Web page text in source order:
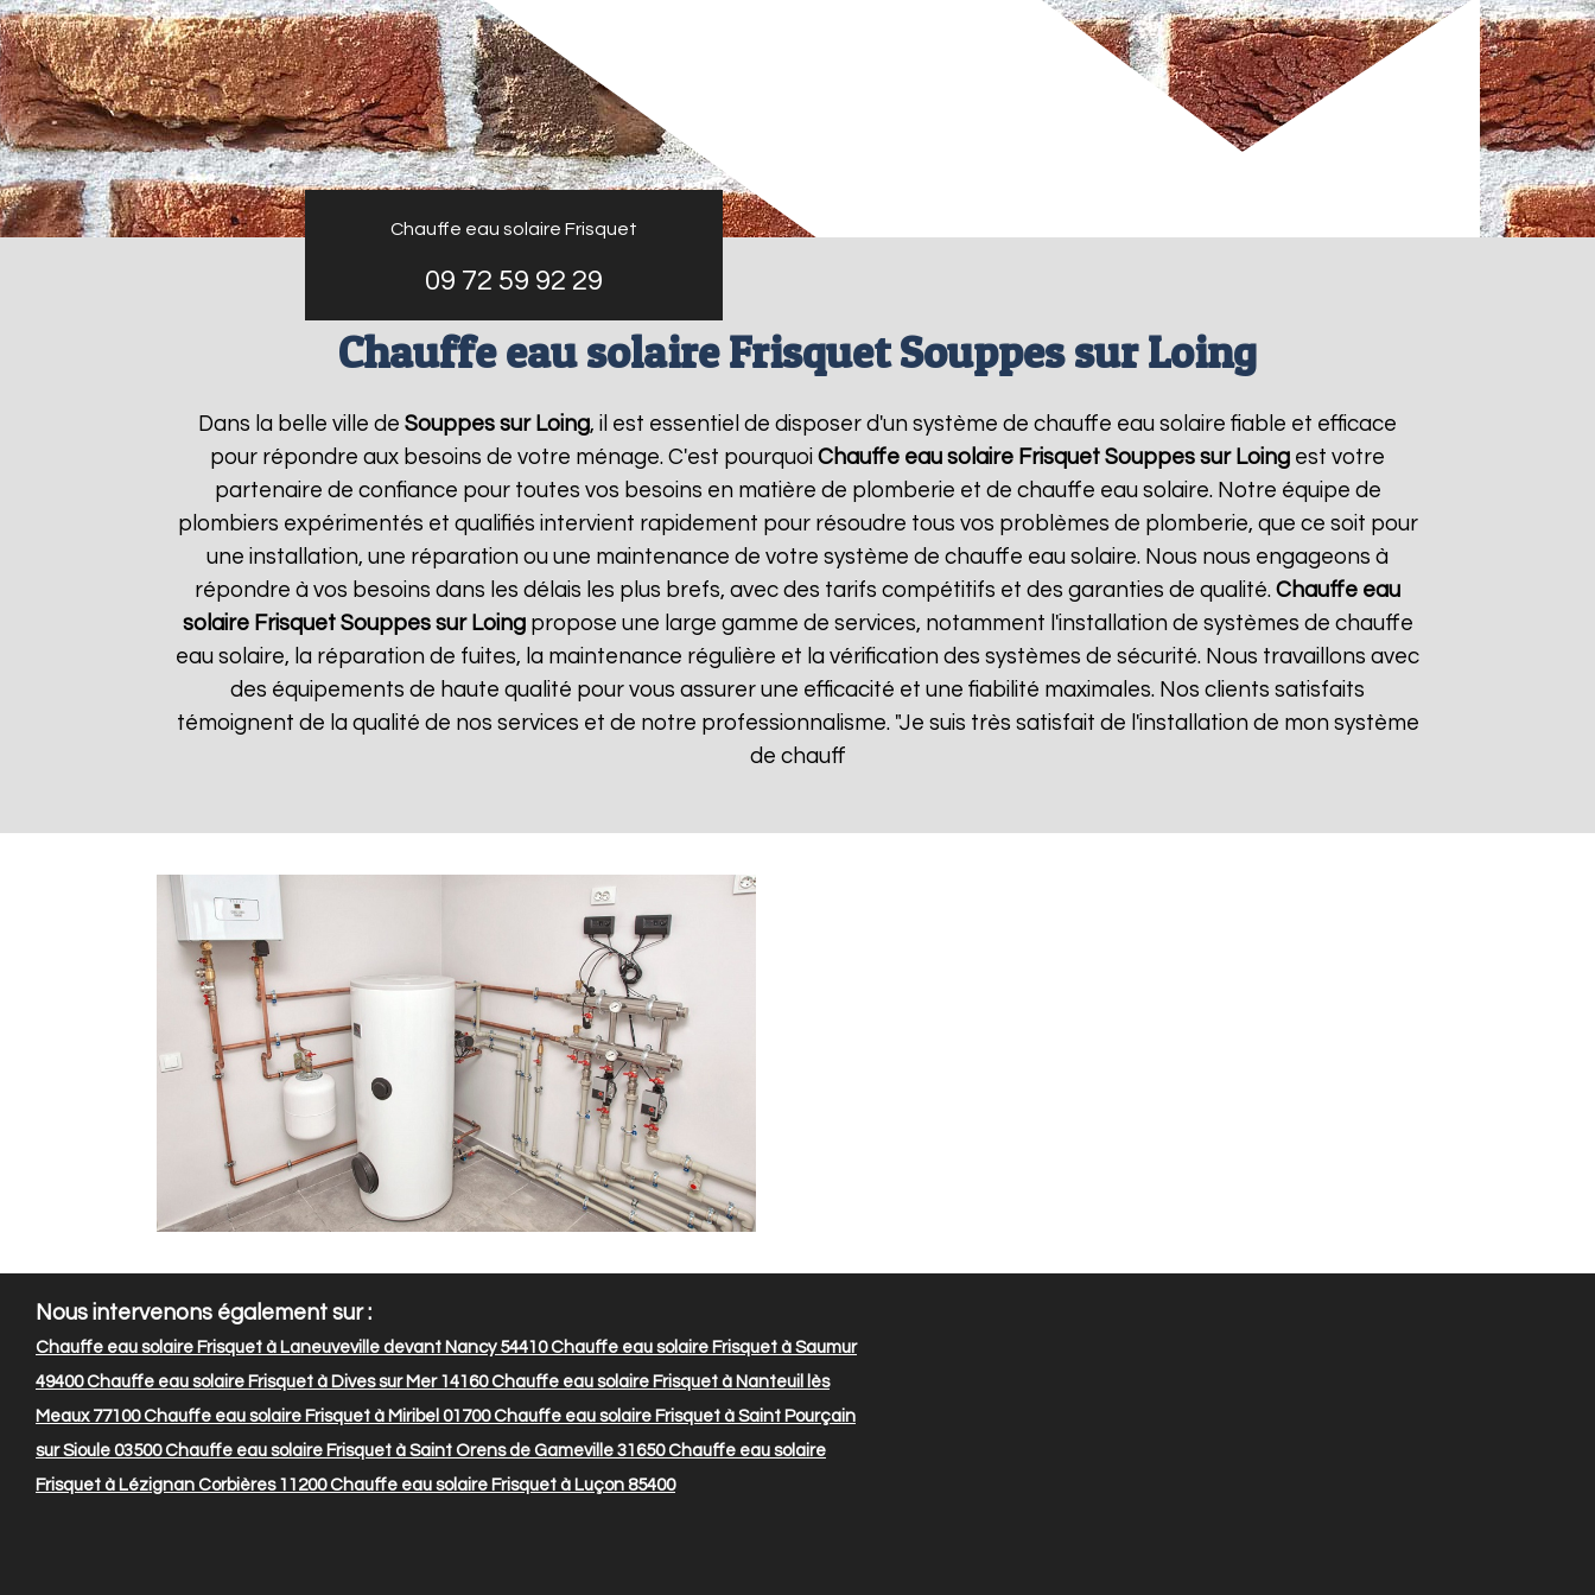
Chauffe eau solaire Frisquet
09 72 59 92 29
Chauffe eau solaire Frisquet Souppes sur Loing
Dans la belle ville de Souppes sur Loing, il est essentiel de disposer d'un système de chauffe eau solaire fiable et efficace
pour répondre aux besoins de votre ménage. C'est pourquoi Chauffe eau solaire Frisquet Souppes sur Loing est votre
partenaire de confiance pour toutes vos besoins en matière de plomberie et de chauffe eau solaire. Notre équipe de
plombiers expérimentés et qualifiés intervient rapidement pour résoudre tous vos problèmes de plomberie, que ce soit pour
une installation, une réparation ou une maintenance de votre système de chauffe eau solaire. Nous nous engageons à
répondre à vos besoins dans les délais les plus brefs, avec des tarifs compétitifs et des garanties de qualité. Chauffe eau
solaire Frisquet Souppes sur Loingpropose une large gamme de services, notamment l'installation de systèmes de chauffe
eau solaire, la réparation de fuites, la maintenance régulière et la vérification des systèmes de sécurité. Nous travaillons avec
des équipements de haute qualité pour vous assurer une efficacité et une fiabilité maximales. Nos clients satisfaits
témoignent de la qualité de nos services et de notre professionnalisme. "Je suis très satisfait de l'installation de mon système
de chauff
Nous intervenons également sur :
Chauffe eau solaire Frisquet à Laneuveville devant Nancy 54410Chauffe eau solaire Frisquet à Saumur
49400Chauffe eau solaire Frisquet à Dives sur Mer 14160Chauffe eau solaire Frisquet à Nanteuil lès
Meaux 77100Chauffe eau solaire Frisquet à Miribel 01700Chauffe eau solaire Frisquet à Saint Pourçain
sur Sioule 03500Chauffe eau solaire Frisquet à Saint Orens de Gameville 31650Chauffe eau solaire
Frisquet à Lézignan Corbières 11200Chauffe eau solaire Frisquet à Luçon 85400